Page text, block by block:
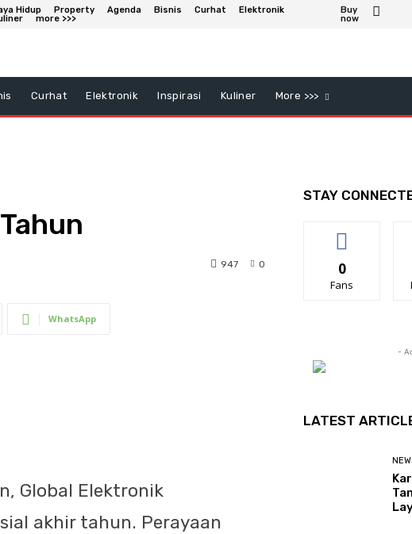
Hidup Property Agenda Bisnis Curhat
Elektronik
more >>>
Buy
now
Curhat Elektronik Inspirasi Kuliner More >>>
0
947
WhatsApp
Global Elektronik
akhir tahun. Perayaan
STAY
0
Fans
-
LATEST